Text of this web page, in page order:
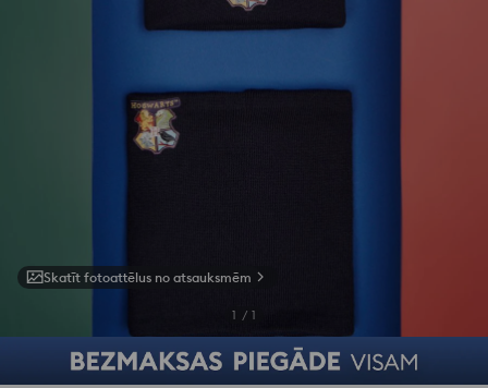
Skatīt fotoattēlus no atsauksmēm
1 / 1